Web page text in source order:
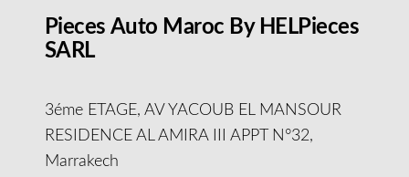
Pieces Auto Maroc By HELPieces
SARL
3éme ETAGE, AV YACOUB EL MANSOUR
RESIDENCE AL AMIRA III APPT N°32,
Marrakech